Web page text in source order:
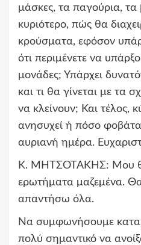
μάσκες, τα παγούρια, τα
κυριότερο, πώς θα
κρούσματα, εφόσον
ότι περιμένετε να
μονάδες; Υπάρχει
και τι θα γίνεται με τα
να κλείνουν; Και τέλος,
ανησυχεί ή πόσο
αυριανή ημέρα.
Κ. ΜΗΤΣΟΤΑΚΗΣ: Μου
ερωτήματα μαζεμένα.
απαντήσω όλα.
Να συμφωνήσουμε
πολύ σημαντικό να